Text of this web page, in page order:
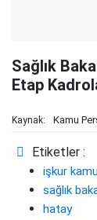
Sağlık
Etap
Kaynak: Kamu
Etiketler :
işkur
sağlık
hatay